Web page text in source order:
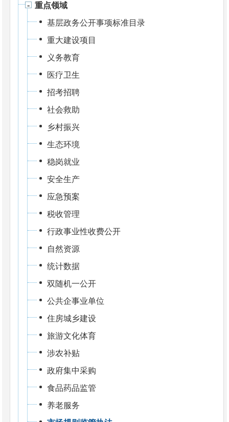
重点领域
基层政务公开事项标准目录
重大建设项目
义务教育
医疗卫生
招考招聘
社会救助
乡村振兴
生态环境
稳岗就业
安全生产
应急预案
税收管理
行政事业性收费公开
自然资源
统计数据
双随机一公开
公共企事业单位
住房城乡建设
旅游文化体育
涉农补贴
政府集中采购
食品药品监管
养老服务